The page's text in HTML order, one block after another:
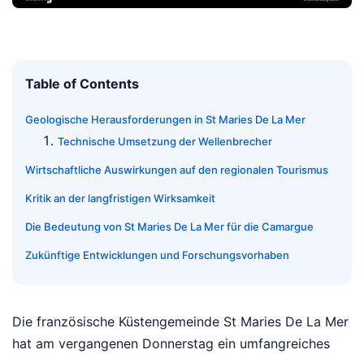
Table of Contents
Geologische Herausforderungen in St Maries De La Mer
Technische Umsetzung der Wellenbrecher
Wirtschaftliche Auswirkungen auf den regionalen Tourismus
Kritik an der langfristigen Wirksamkeit
Die Bedeutung von St Maries De La Mer für die Camargue
Zukünftige Entwicklungen und Forschungsvorhaben
Die französische Küstengemeinde St Maries De La Mer
hat am vergangenen Donnerstag ein umfangreiches